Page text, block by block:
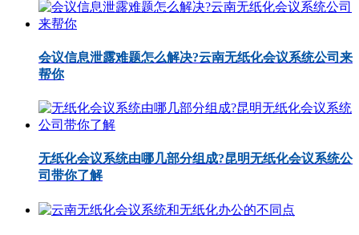
会议信息泄露难题怎么解决?云南无纸化会议系统公司来
帮你
无纸化会议系统由哪几部分组成?昆明无纸化会议系统公
司带你了解